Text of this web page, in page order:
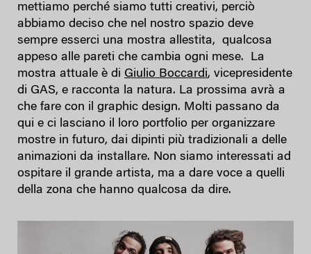
mettiamo perché siamo tutti creativi, perciò
abbiamo deciso che nel nostro spazio deve
sempre esserci una mostra allestita, qualcosa
appeso alle pareti che cambia ogni mese. La
mostra attuale è di Giulio Boccardi, vicepresidente
di GAS, e racconta la natura. La prossima avrà a
che fare con il graphic design. Molti passano da
qui e ci lasciano il loro portfolio per organizzare
mostre in futuro, dai dipinti più tradizionali a delle
animazioni da installare. Non siamo interessati ad
ospitare il grande artista, ma a dare voce a quelli
della zona che hanno qualcosa da dire.